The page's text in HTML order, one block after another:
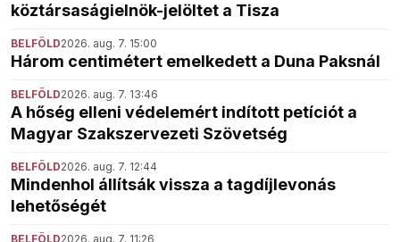
köztársaságielnök-jelöltet a Tisza
BELFÖLD2026. aug. 7. 15:00
Három centimétert emelkedett a Duna Paksnál
BELFÖLD2026. aug. 7. 13:46
A hőség elleni védelemért indított petíciót a
Magyar Szakszervezeti Szövetség
BELFÖLD2026. aug. 7. 12:44
Mindenhol állítsák vissza a tagdíjlevonás
lehetőségét
BELFÖLD2026. aug. 7. 11:26